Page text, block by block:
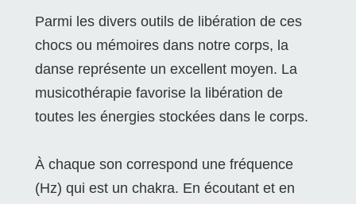
Parmi les divers outils de libération de ces
chocs ou mémoires dans notre corps, la
danse représente un excellent moyen. La
musicothérapie favorise la libération de
toutes les énergies stockées dans le corps.
À chaque son correspond une fréquence
(Hz) qui est un chakra. En écoutant et en